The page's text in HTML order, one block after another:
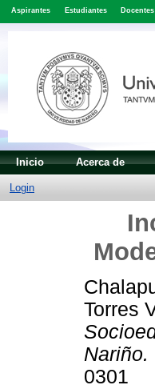
Aspirantes Estudiantes Docentes
Inicio Acerca de
Login
Torres
Nariño.
0301